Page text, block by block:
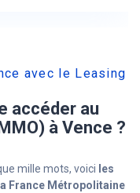
avec le Leasing
accéder au
à Vence ?
mille mots, voici les
France Métropolitaine